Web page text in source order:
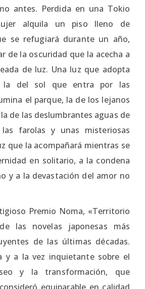
antes. Perdida en una Tokio
alquila un piso lleno de
se refugiará durante un año,
de la oscuridad que la acecha a
de luz. Una luz que adopta
la del sol que entra por las
el parque, la de los lejanos
de las deslumbrantes aguas de
las farolas y unas misteriosas
que la acompañará mientras se
en solitario, a la condena
y a la devastación del amor no
Premio Noma, «Territorio
las novelas japonesas más
de las últimas décadas.
y a la vez inquietante sobre el
y la transformación, que